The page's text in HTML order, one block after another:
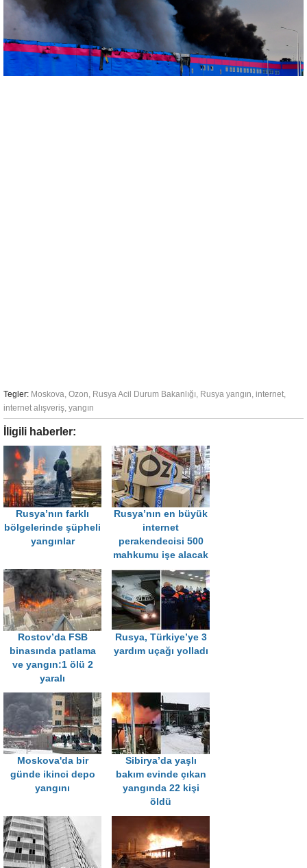
Tegler: Moskova, Ozon, Rusya Acil Durum Bakanlığı, Rusya yangın, internet,
internet alışveriş, yangın
İligili haberler:
Rusya’nın farklı
bölgelerinde şüpheli
yangınlar
Rusya’nın en büyük
internet
perakendecisi 500
mahkumu işe alacak
Rostov’da FSB
binasında patlama
ve yangın:1 ölü 2
yaralı
Rusya, Türkiye’ye 3
yardım uçağı yolladı
Moskova'da bir
günde ikinci depo
yangını
Sibirya’da yaşlı
bakım evinde çıkan
yangında 22 kişi
öldü